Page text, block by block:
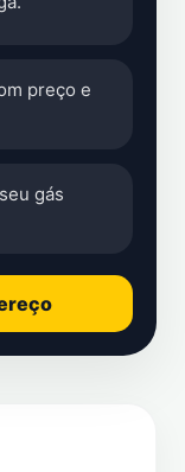
preço e
gás